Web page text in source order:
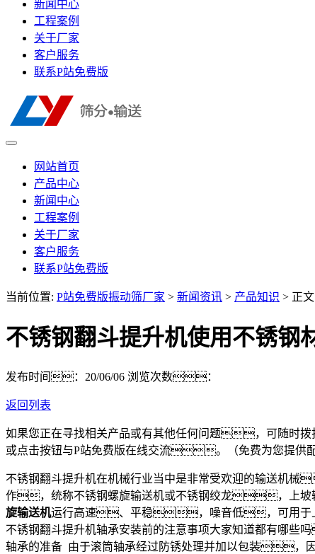
新闻中心
工程案例
关于厂家
客户服务
联系P站免费版
网站首页
产品中心
新闻中心
工程案例
关于厂家
客户服务
联系P站免费版
当前位置: P站免费版振动筛厂家 > 新闻资讯 > 产品知识 > 正文
不锈钢翻斗提升机使用不锈钢
发布时间：20/06/06 浏览次数：
返回列表
如果您正在寻找相关产品或有其他任何问题，可随时
或点击按钮与P站免费版在线交流。（免费为您提供配
不锈钢翻斗提升机在机械行业当中是非常受欢迎的输送机
作，统称不锈钢螺旋输送机或不锈钢绞龙，上坡
旋输送机运行高速、平稳，噪音低，可用于
不锈钢翻斗提升机轴承安装前的注意事项大家知道都有哪
轴承的准备 由于滚筒轴承经过防锈处理并加以包装